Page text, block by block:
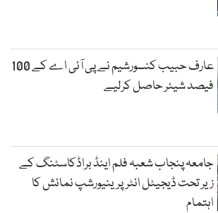
عارف حبیب کنسورشیم نے پی آئی اے کے 100
فیصد شیئر حاصل کرلیے
جامعہ پنجاب شعبہ فلم اینڈ براڈکاسٹنگ کے
زیر تحت ڈیجیٹل انٹرپرینیورشپ نمائش کا
اہتمام